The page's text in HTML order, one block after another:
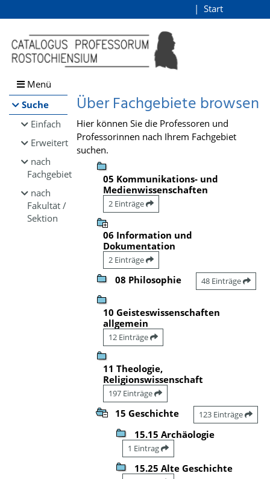
Browsen
direkt zum Inhalt
Start
Menü
Suche
Einfach
Erweitert
nach
Fachgebiet
nach
Fakultät /
Sektion
Über Fachgebiete browsen
Hier können Sie die Professoren und
Professorinnen nach Ihrem Fachgebiet
suchen.
05 Kommunikations- und
Medienwissenschaften
2 Einträge
06 Information und
Dokumentation
2 Einträge
08 Philosophie 48 Einträge
10 Geisteswissenschaften
allgemein
12 Einträge
11 Theologie,
Religionswissenschaft
197 Einträge
15 Geschichte 123 Einträge
15.15 Archäologie
1 Eintrag
15.25 Alte Geschichte